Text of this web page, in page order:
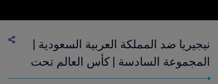
نيجيريا ضد المملكة العربية السعودية |
المجموعة السادسة | كأس العالم تحت
20 سنة FIFA تشيلي 2025™ | أبرز